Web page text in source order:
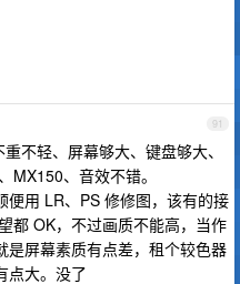
91
不轻、屏幕够大、键盘够大、
MX150、音效不错。
便用 LR、PS 修修图，该有的接
都 OK，不过画质不能高，当作
是屏幕素质有点差，租个较色器
点大。没了